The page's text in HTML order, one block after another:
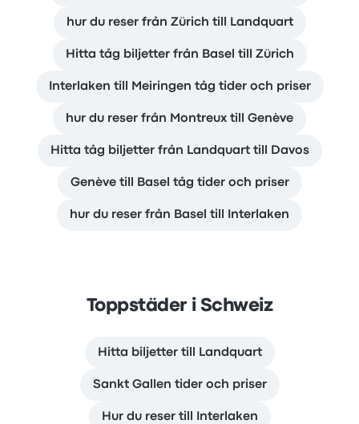
hur du reser från Zürich till Landquart
Hitta tåg biljetter från Basel till Zürich
Interlaken till Meiringen tåg tider och priser
hur du reser från Montreux till Genève
Hitta tåg biljetter från Landquart till Davos
Genève till Basel tåg tider och priser
hur du reser från Basel till Interlaken
Toppstäder i Schweiz
Hitta biljetter till Landquart
Sankt Gallen tider och priser
Hur du reser till Interlaken